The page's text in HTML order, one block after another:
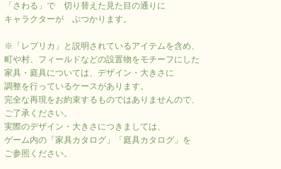
「さわる」で 切り替えた見た目の通りに
キャラクターが ぶつかります。
※「レプリカ」と説明されているアイテムを含め、
町や村、フィールドなどの設置物をモチーフにした
家具・庭具については、デザイン・大きさに
調整を行っているケースがあります。
完全な再現をお約束するものではありませんので、
ご了承ください。
実際のデザイン・大きさにつきましては、
ゲーム内の「家具カタログ」「庭具カタログ」を
ご参照ください。